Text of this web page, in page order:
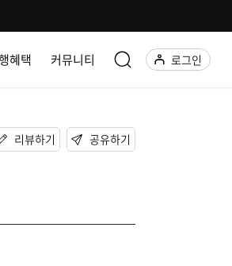
혜택 커뮤니티 로그인
리뷰하기 공유하기